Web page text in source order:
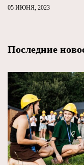
05 ИЮНЯ, 2023
Последние